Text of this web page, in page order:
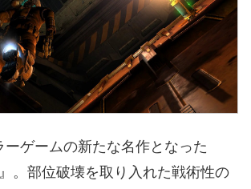
ーゲームの新たな名作となった
』。部位破壊を取り入れた戦術性の